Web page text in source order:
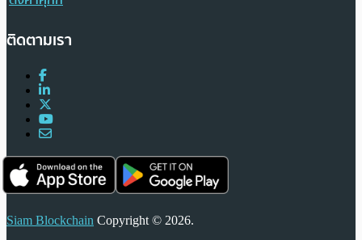
ติดตามเรา
Siam Blockchain Copyright © 2026.